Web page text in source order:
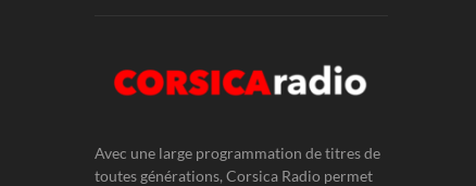
Avec une large programmation de titres de
toutes générations, Corsica Radio permet